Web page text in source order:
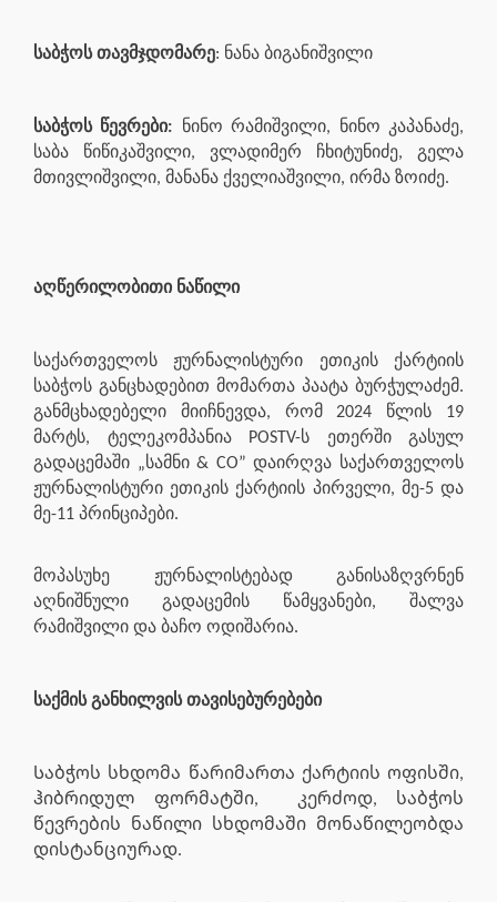
საბჭოს თავმჯდომარე: ნანა ბიგანიშვილი
საბჭოს წევრები:
ნინო რამიშვილი, ნინო კაპანაძე,
საბა წიწიკაშვილი, ვლადიმერ ჩხიტუნიძე, გელა
მთივლიშვილი, მანანა ქველიაშვილი, ირმა ზოიძე.
აღწერილობითი ნაწილი
საქართველოს ჟურნალისტური ეთიკის ქარტიის
საბჭოს განცხადებით მომართა პაატა ბურჭულაძემ.
განმცხადებელი მიიჩნევდა, რომ 2024 წლის 19
მარტს, ტელეკომპანია POSTV-ს ეთერში გასულ
გადაცემაში „სამნი & CO” დაირღვა საქართველოს
ჟურნალისტური ეთიკის ქარტიის პირველი, მე-5 და
მე-11 პრინციპები.
მოპასუხე ჟურნალისტებად განისაზღვრნენ
აღნიშნული გადაცემის წამყვანები, შალვა
რამიშვილი და ბაჩო ოდიშარია.
საქმის განხილვის თავისებურებები
Საბჭოს სხდომა წარიმართა ქარტიის ოფისში,
ჰიბრიდულ ფორმატში,
კერძოდ, საბჭოს
წევრების ნაწილი სხდომაში მონაწილეობდა
დისტანციურად.